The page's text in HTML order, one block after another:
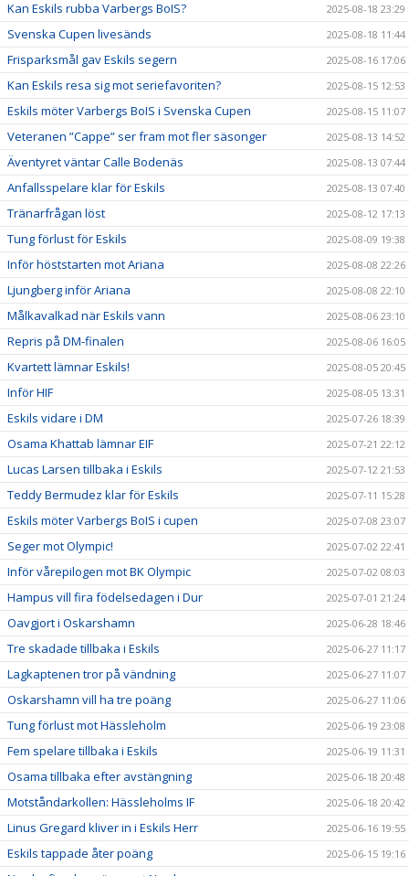
Kan Eskils rubba Varbergs BoIS? 2025-08-18 23:29
Svenska Cupen livesänds 2025-08-18 11:44
Frisparksmål gav Eskils segern 2025-08-16 17:06
Kan Eskils resa sig mot seriefavoriten? 2025-08-15 12:53
Eskils möter Varbergs BoIS i Svenska Cupen 2025-08-15 11:07
Veteranen ”Cappe” ser fram mot fler säsonger 2025-08-13 14:52
Äventyret väntar Calle Bodenäs 2025-08-13 07:44
Anfallsspelare klar för Eskils 2025-08-13 07:40
Tränarfrågan löst 2025-08-12 17:13
Tung förlust för Eskils 2025-08-09 19:38
Inför höststarten mot Ariana 2025-08-08 22:26
Ljungberg inför Ariana 2025-08-08 22:10
Målkavalkad när Eskils vann 2025-08-06 23:10
Repris på DM-finalen 2025-08-06 16:05
Kvartett lämnar Eskils! 2025-08-05 20:45
Inför HIF 2025-08-05 13:31
Eskils vidare i DM 2025-07-26 18:39
Osama Khattab lämnar EIF 2025-07-21 22:12
Lucas Larsen tillbaka i Eskils 2025-07-12 21:53
Teddy Bermudez klar för Eskils 2025-07-11 15:28
Eskils möter Varbergs BoIS i cupen 2025-07-08 23:07
Seger mot Olympic! 2025-07-02 22:41
Inför vårepilogen mot BK Olympic 2025-07-02 08:03
Hampus vill fira födelsedagen i Dur 2025-07-01 21:24
Oavgjort i Oskarshamn 2025-06-28 18:46
Tre skadade tillbaka i Eskils 2025-06-27 11:17
Lagkaptenen tror på vändning 2025-06-27 11:07
Oskarshamn vill ha tre poäng 2025-06-27 11:06
Tung förlust mot Hässleholm 2025-06-19 23:08
Fem spelare tillbaka i Eskils 2025-06-19 11:31
Osama tillbaka efter avstängning 2025-06-18 20:48
Motståndarkollen: Hässleholms IF 2025-06-18 20:42
Linus Gregard kliver in i Eskils Herr 2025-06-16 19:55
Eskils tappade åter poäng 2025-06-15 19:16